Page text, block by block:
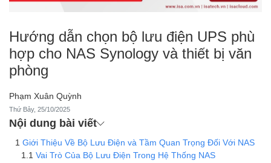
Hướng dẫn chọn bộ lưu điện UPS phù
hợp cho NAS Synology và thiết bị văn
phòng
Phạm Xuân Quỳnh
Thứ Bảy, 25/10/2025
Nội dung bài viết
Giới Thiệu Về Bộ Lưu Điện và Tầm Quan Trọng Đối Với NAS
Vai Trò Của Bộ Lưu Điện Trong Hệ Thống NAS